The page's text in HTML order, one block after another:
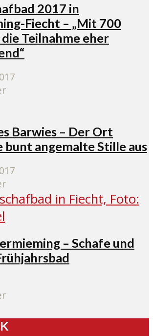
2017 in
Fiecht – „Mit 700
Teilnahme eher
Barwies – Der Ort
angemalte Stille aus
– Schafe und